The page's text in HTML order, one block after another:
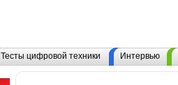
Тесты цифровой техники Интервью